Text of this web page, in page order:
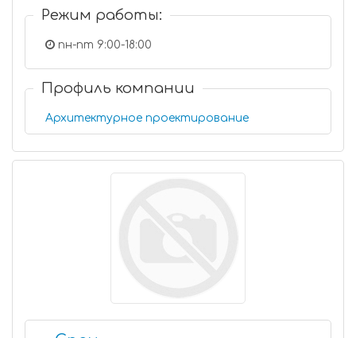
Режим работы:
пн-пт 9:00-18:00
Профиль компании
Архитектурное проектирование